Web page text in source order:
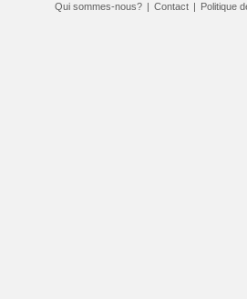
Qui sommes-nous? | Contact | Politique